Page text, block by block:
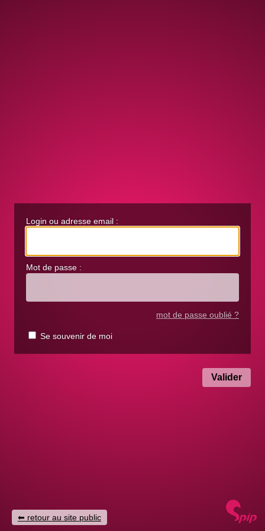
Login ou adresse email :
Mot de passe :
mot de passe oublié ?
Se souvenir de moi
retour au site public